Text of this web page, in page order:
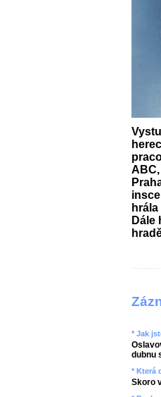
Dále
* Jak
dubnu
* Která
Skoro